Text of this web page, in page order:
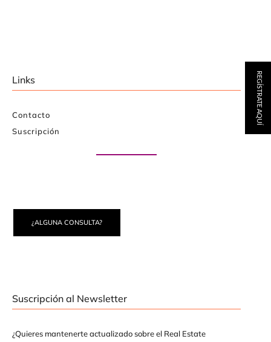
Links
Contacto
Suscripción
¿ALGUNA CONSULTA?
Suscripción al Newsletter
¿Quieres mantenerte actualizado sobre el Real Estate
REGÍSTRATE AQUÍ